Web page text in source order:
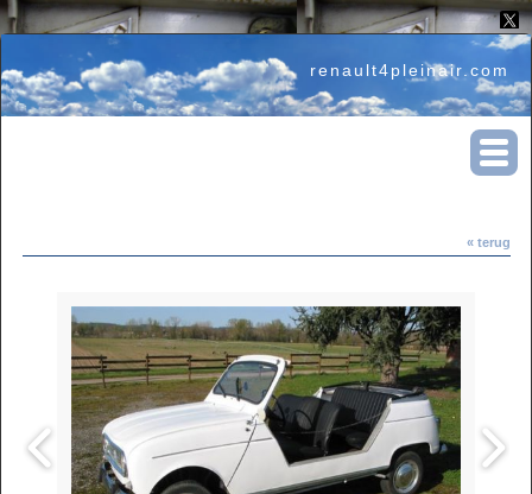
renault4pleinair.com
« terug